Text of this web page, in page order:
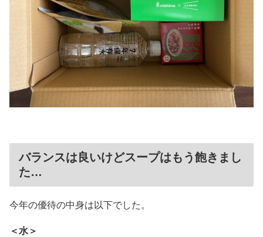
バランスは良いけどスープはもう飽きまし
た…
今年の優待の中身は以下でした。
＜水＞